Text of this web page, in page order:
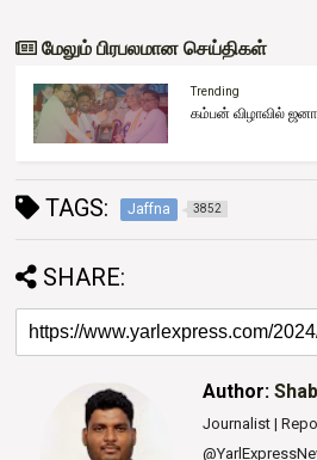
மேலும் பிரபலமான செய்திகள்
Trending
கம்பன் விழாவில்
TAGS: Jaffna 3852
SHARE:
Author:
Journalist |